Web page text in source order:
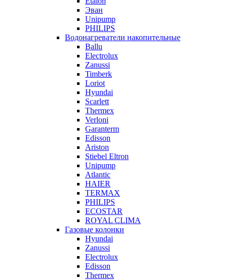
Эван
Unipump
PHILIPS
Водонагреватели накопительные
Ballu
Electrolux
Zanussi
Timberk
Loriot
Hyundai
Scarlett
Thermex
Verloni
Garanterm
Edisson
Ariston
Stiebel Eltron
Unipump
Atlantic
HAIER
TERMAX
PHILIPS
ECOSTAR
ROYAL CLIMA
Газовые колонки
Hyundai
Zanussi
Electrolux
Edisson
Thermex